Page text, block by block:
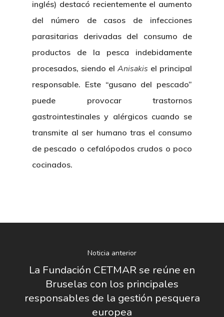
inglés) destacó recientemente el aumento
del número de casos de infecciones
parasitarias derivadas del consumo de
productos de la pesca indebidamente
procesados, siendo el Anisakis el principal
responsable. Este “gusano del pescado”
puede provocar trastornos
gastrointestinales y alérgicos cuando se
transmite al ser humano tras el consumo
de pescado o cefalópodos crudos o poco
cocinados.
Noticia anterior
La Fundación CETMAR se reúne en
Bruselas con los principales
responsables de la gestión pesquera
europea
Nosotros
Directorio De Personal
Patronato
Identidad Corporativa
Manual De Identidad
Contacto
Novedades
Actualidad
Proyectos
Publicaciones
Memoria
Contratación